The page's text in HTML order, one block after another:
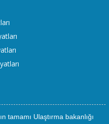
tamamı Ulaştırma bakanlığı